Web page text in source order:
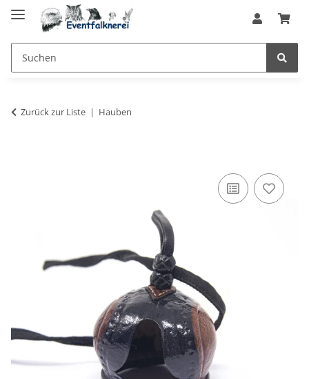
Zurück zur Liste Hauben